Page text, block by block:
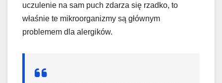
uczulenie na sam puch zdarza się rzadko, to
właśnie te mikroorganizmy są głównym
problemem dla alergików.